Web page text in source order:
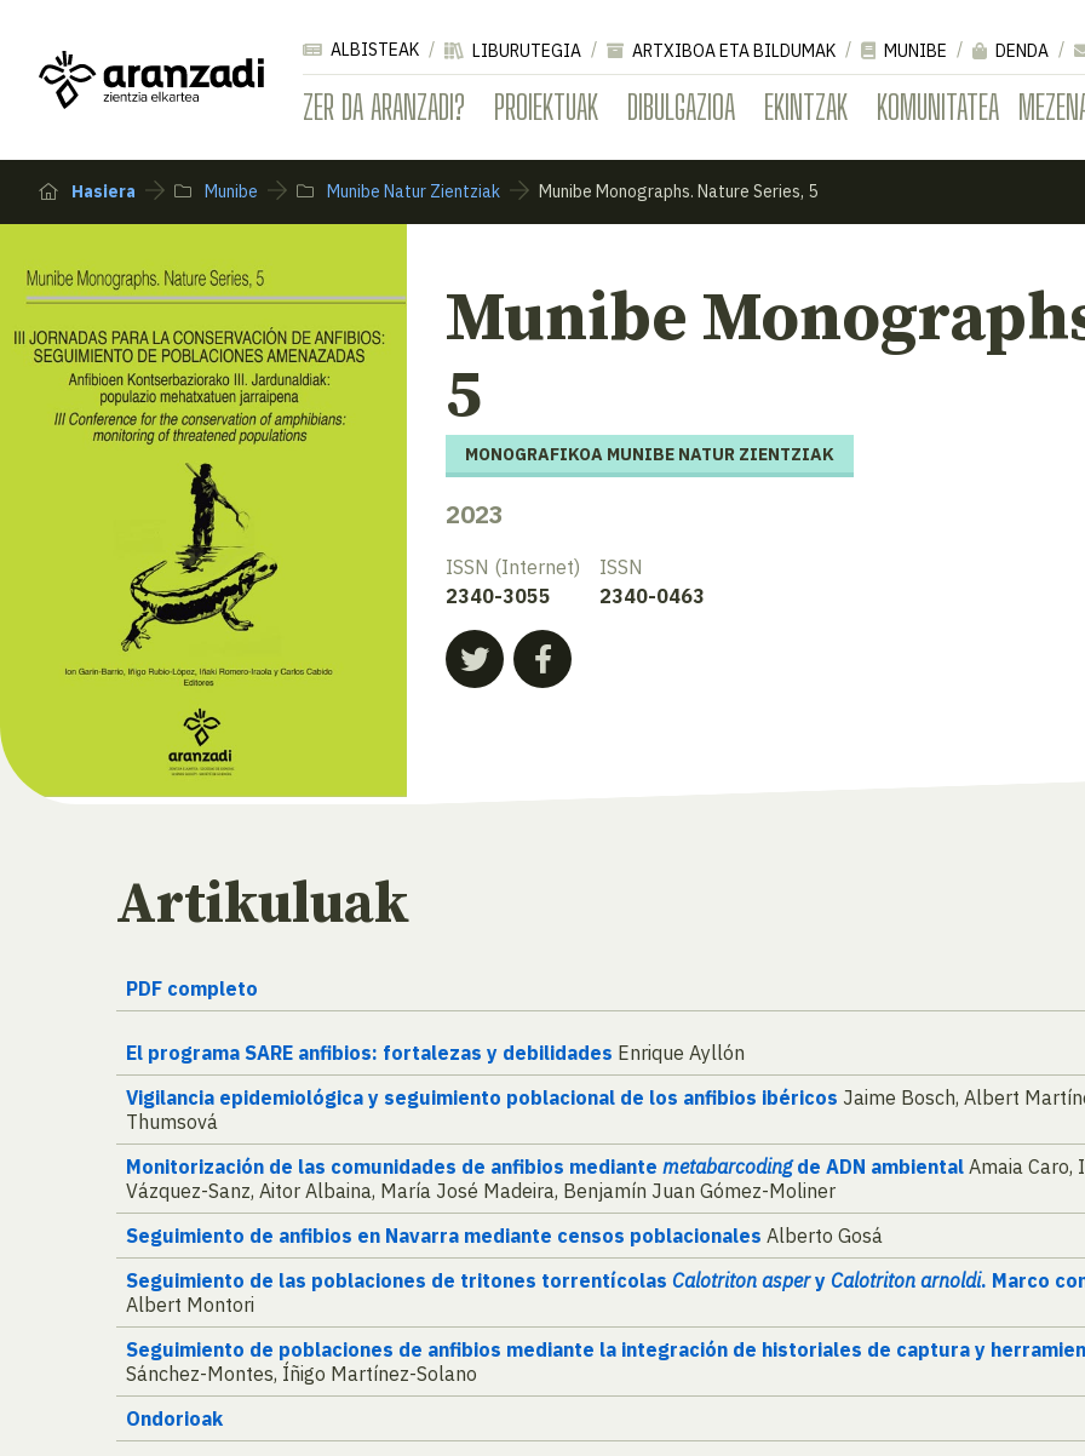
ZER DA ARANZADI? PROIEKTUAK DIBULGAZIOA EKINTZAK KOMUNITATEA
ALBISTEAK LIBURUTEGIA ARTXIBOA ETA BILDUMAK MUNIBE DENDA
Hasiera Munibe Munibe Natur Zientziak Munibe Monographs. Nature Series, 5
Munibe
5
MONOGRAFIKOA MUNIBE NATUR ZIENTZIAK
2023
ISSN (Internet)
2340-3055
ISSN
2340-0463
Artikuluak
PDF completo
El programa SARE anfibios: fortalezas y debilidades Enrique Ayllón
Vigilancia epidemiológica y seguimiento poblacional de los anfibios ibéricos Jaime Bosch, Albert
Thumsová
Monitorización de las comunidades de anfibios mediante metabarcodingde ADN ambiental Amaia Caro,
Vázquez-Sanz, Aitor Albaina, María José Madeira, Benjamín Juan Gómez-Moliner
Seguimiento de anfibios en Navarra mediante censos poblacionales Alberto Gosá
Seguimiento de las poblaciones de tritones torrentícolas Calotriton aspery Calotriton arnoldi. Marco
Albert Montori
Seguimiento de poblaciones de anfibios mediante la integración de historiales de captura y
Sánchez-Montes, Íñigo Martínez-Solano
Ondorioak